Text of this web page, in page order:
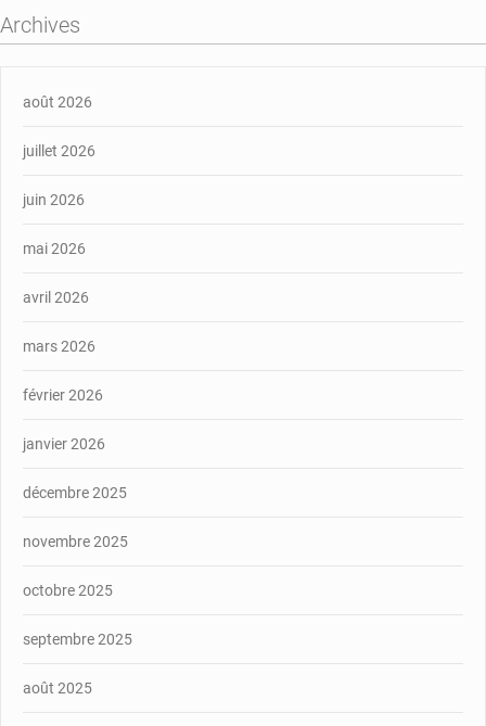
Archives
août 2026
juillet 2026
juin 2026
mai 2026
avril 2026
mars 2026
février 2026
janvier 2026
décembre 2025
novembre 2025
octobre 2025
septembre 2025
août 2025